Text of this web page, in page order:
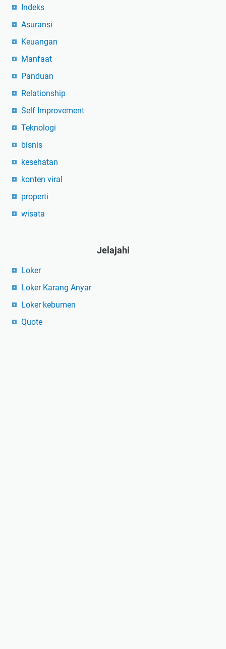
Indeks
Asuransi
Keuangan
Manfaat
Panduan
Relationship
Self Improvement
Teknologi
bisnis
kesehatan
konten viral
properti
wisata
Jelajahi
Loker
Loker Karang Anyar
Loker kebumen
Quote